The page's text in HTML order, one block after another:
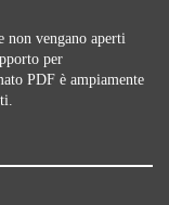
non vengano aperti
per
PDF è ampiamente